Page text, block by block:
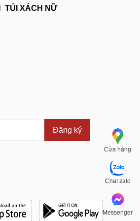
TÚI XÁCH NỮ
Đăng ký
Cửa hàng
Chat zalo
Messenger